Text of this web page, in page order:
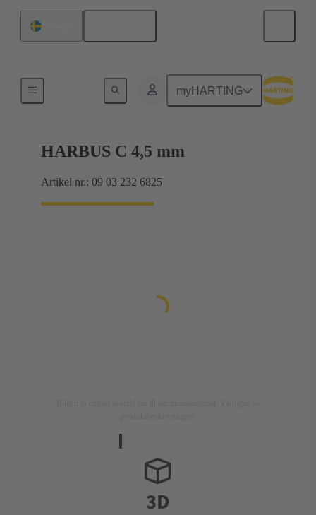
myHARTING
Förbindning moderkort till dotterkort
HARBUS C 4,5 mm
Artikel nr.: 09 03 232 6825